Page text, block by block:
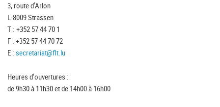
3, route d'Arlon
L-8009 Strassen
T : +352 57 44 70 1
F : +352 57 44 70 72
E : secretariat@flt.lu
Heures d'ouvertures :
de 9h30 à 11h30 et de 14h00 à 16h00